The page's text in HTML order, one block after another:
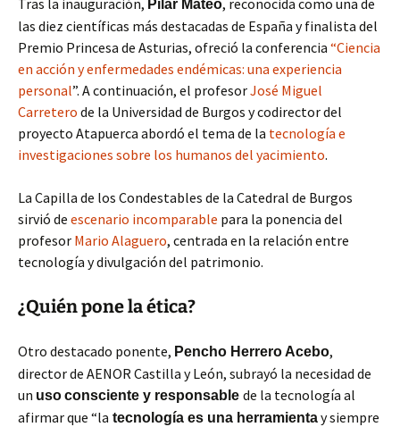
Tras la inauguración, Pilar Mateo, reconocida como una de
las diez científicas más destacadas de España y finalista del
Premio Princesa de Asturias, ofreció la conferencia “Ciencia
en acción y enfermedades endémicas: una experiencia
personal”. A continuación, el profesorJosé Miguel
Carretero de la Universidad de Burgos y codirector del
proyecto Atapuerca abordó el tema de la tecnología e
investigaciones sobre los humanos del yacimiento.
La Capilla de los Condestables de la Catedral de Burgos
sirvió de escenario incomparable para la ponencia del
profesor Mario Alaguero, centrada en la relación entre
tecnología y divulgación del patrimonio.
¿Quién pone la ética?
Otro destacado ponente, Pencho Herrero Acebo,
director de AENOR Castilla y León, subrayó la necesidad de
un usoconsciente y responsable de la tecnología al
afirmar que “la tecnología es una herramientay siempre